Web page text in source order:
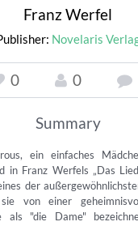
Franz Werfel
Novelaris
0 0
Summary
ein einfaches
in Franz Werfels „Das
der
von einer
als "die Dame"